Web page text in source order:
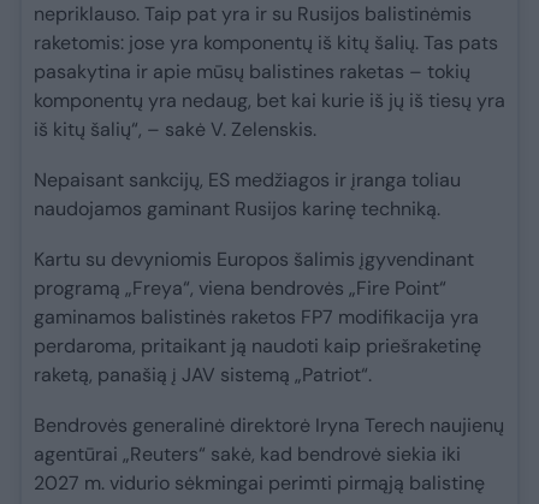
nepriklauso. Taip pat yra ir su Rusijos balistinėmis
raketomis: jose yra komponentų iš kitų šalių. Tas pats
pasakytina ir apie mūsų balistines raketas – tokių
komponentų yra nedaug, bet kai kurie iš jų iš tiesų yra
iš kitų šalių“, – sakė V. Zelenskis.
Nepaisant sankcijų, ES medžiagos ir įranga toliau
naudojamos gaminant Rusijos karinę techniką.
Kartu su devyniomis Europos šalimis įgyvendinant
programą „Freya“, viena bendrovės „Fire Point“
gaminamos balistinės raketos FP7 modifikacija yra
perdaroma, pritaikant ją naudoti kaip priešraketinę
raketą, panašią į JAV sistemą „Patriot“.
Bendrovės generalinė direktorė Iryna Terech naujienų
agentūrai „Reuters“ sakė, kad bendrovė siekia iki
2027 m. vidurio sėkmingai perimti pirmąją balistinę